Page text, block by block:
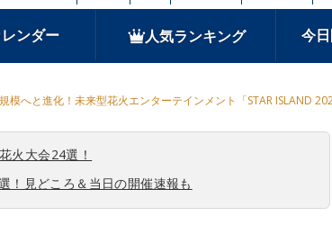
ンダー 人気ランキング 今
模へと進化！未来型花火エンターテインメント「STAR ISLAND
火大会24選！
！見どころ＆当日の開催速報も